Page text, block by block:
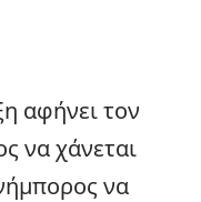
αφήνει τον
να χάνεται
να